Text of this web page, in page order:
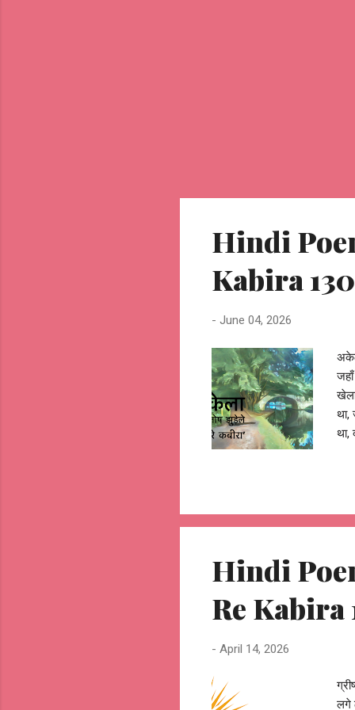
Hindi
Kabira 130
- June 04, 2026
था,
था,
Hindi
Re Kabira
- April 14, 2026
लगे